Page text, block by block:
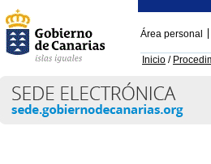
Área personal
Inicio /